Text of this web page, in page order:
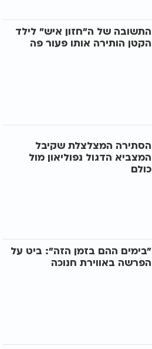
התשובה של ה"חזון איש" לילד
הקטן הותירה אותו פעור פה
הסתירה המצלצלת שקיבל
המצביא הדגול נפוליאון מול
כולם
"בימים ההם בזמן הזה": ביט על
הפרשה באווירת חנוכה